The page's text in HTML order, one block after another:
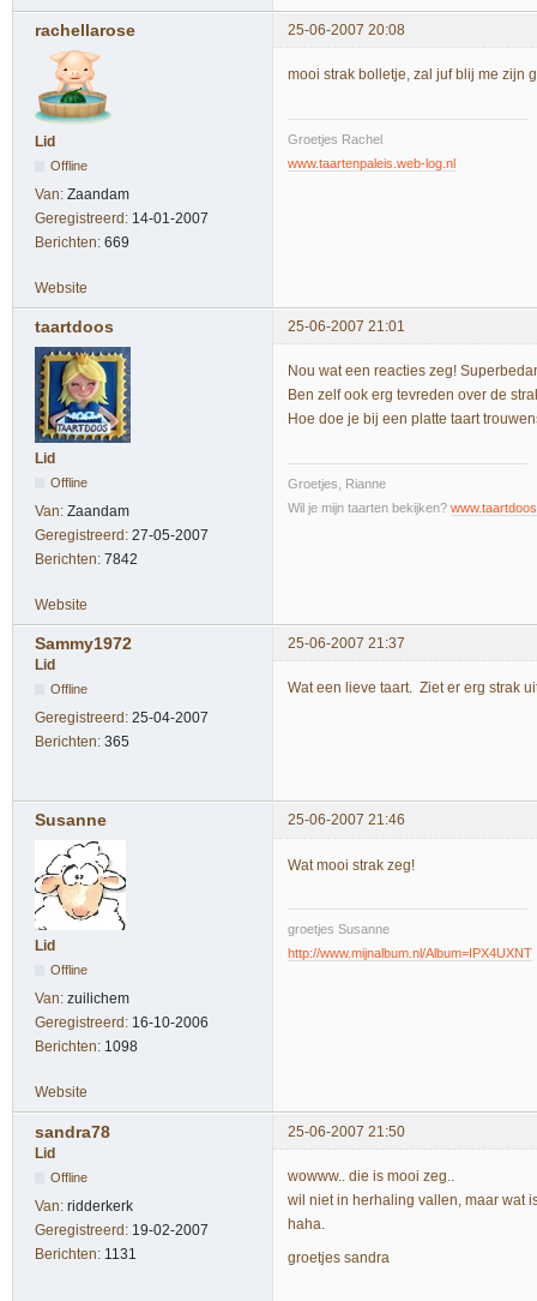
rachellarose 25-06-2007 20:08
Lid
Offline
Van: Zaandam
Geregistreerd: 14-01-2007
Berichten: 669
mooi strak bolletje, zal juf blij me zijn
Groetjes Rachel
www.taartenpaleis.web-log.nl
Website
taartdoos 25-06-2007 21:01
Lid
Offline
Van: Zaandam
Geregistreerd: 27-05-2007
Berichten: 7842
Nou wat een reacties zeg!
Ben zelf ook erg tevreden over de
Hoe doe je bij een platte taart
Groetjes, Rianne
Wil je mijn taarten bekijken?
Website
Sammy1972
25-06-2007 21:37
Lid
Offline
Geregistreerd: 25-04-2007
Berichten: 365
Wat een lieve taart. Ziet er erg strak
Susanne 25-06-2007 21:46
Lid
Offline
Van: zuilichem
Geregistreerd: 16-10-2006
Berichten: 1098
Wat mooi strak zeg!
groetjes Susanne
http://www.mijnalbum.nl/Album=IPX4UXNT
Website
sandra78
25-06-2007 21:50
Lid
Offline
Van: ridderkerk
Geregistreerd: 19-02-2007
Berichten: 1131
wowww.. die is mooi zeg..
wil niet in herhaling vallen, maar wat
haha.
groetjes sandra